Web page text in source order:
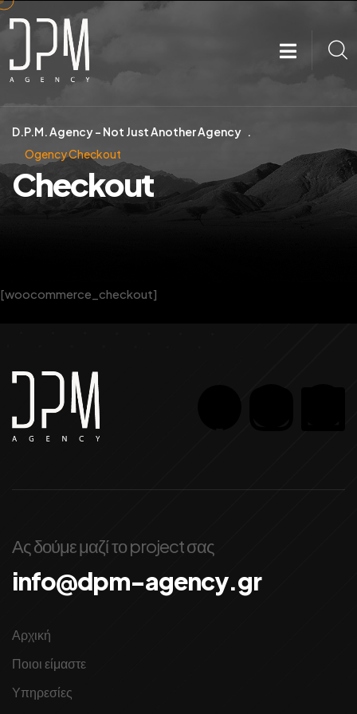
D.P.M. Agency – Not Just Another Agency
Ogency Checkout
Checkout
[woocommerce_checkout]
Ας δούμε μαζί το project σας
info@dpm-agency.gr
Αρχική
Ποιοι είμαστε
Υπηρεσίες